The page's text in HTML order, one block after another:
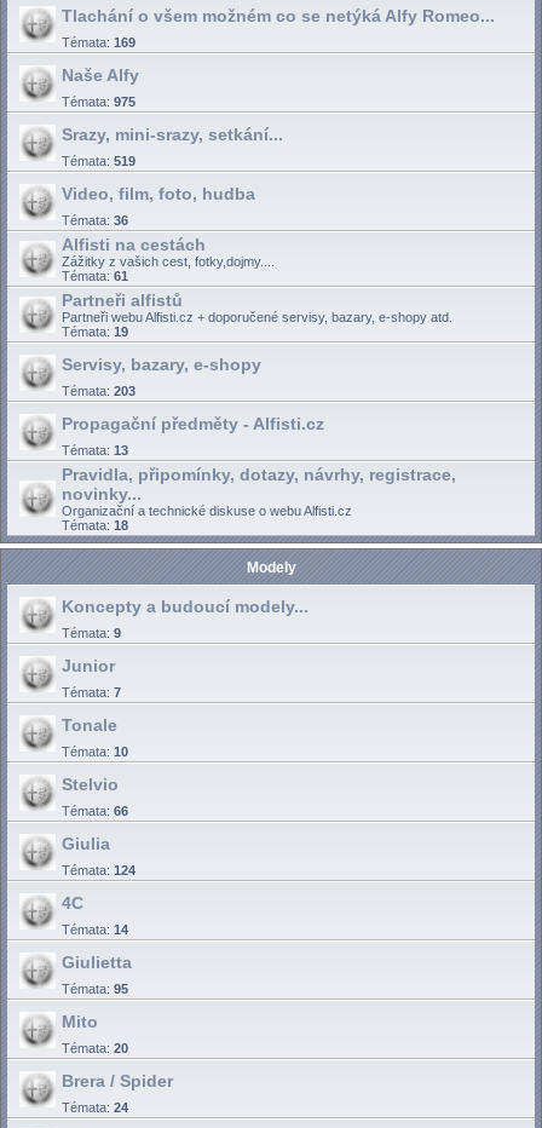
Tlachání o všem možném co se netýká Alfy Romeo...
Témata: 169
Naše Alfy
Témata: 975
Srazy, mini-srazy, setkání...
Témata: 519
Video, film, foto, hudba
Témata: 36
Alfisti na cestách
Zážitky z vašich cest, fotky,dojmy....
Témata: 61
Partneři alfistů
Partneři webu Alfisti.cz + doporučené servisy, bazary, e-shopy atd.
Témata: 19
Servisy, bazary, e-shopy
Témata: 203
Propagační předměty - Alfisti.cz
Témata: 13
Pravidla, připomínky, dotazy, návrhy, registrace,
novinky...
Organizační a technické diskuse o webu Alfisti.cz
Témata: 18
Modely
Koncepty a budoucí modely...
Témata: 9
Junior
Témata: 7
Tonale
Témata: 10
Stelvio
Témata: 66
Giulia
Témata: 124
4C
Témata: 14
Giulietta
Témata: 95
Mito
Témata: 20
Brera / Spider
Témata: 24